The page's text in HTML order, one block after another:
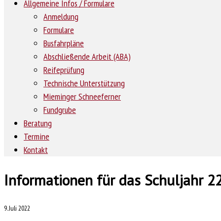
Allgemeine Infos / Formulare
Anmeldung
Formulare
Busfahrpläne
Abschließende Arbeit (ABA)
Reifeprüfung
Technische Unterstützung
Mieminger Schneeferner
Fundgrube
Beratung
Termine
Kontakt
Informationen für das Schuljahr
9. Juli 2022